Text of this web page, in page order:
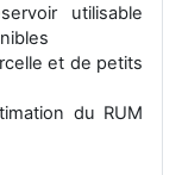
utilisable
et de petits
du RUM